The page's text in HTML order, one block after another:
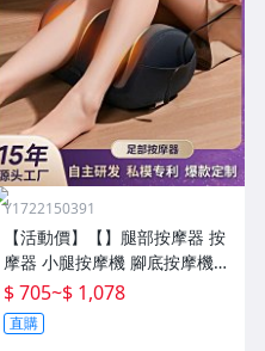
Y1722150391
【活動價】【】腿部按摩器 按
摩器 小腿按摩機 腳底按摩機
深層按摩儀 小腿按摩儀全自動
揉捏腿部按摩器全腿底腳熱敷
腳部足底
$ 705~$ 1,078
直購